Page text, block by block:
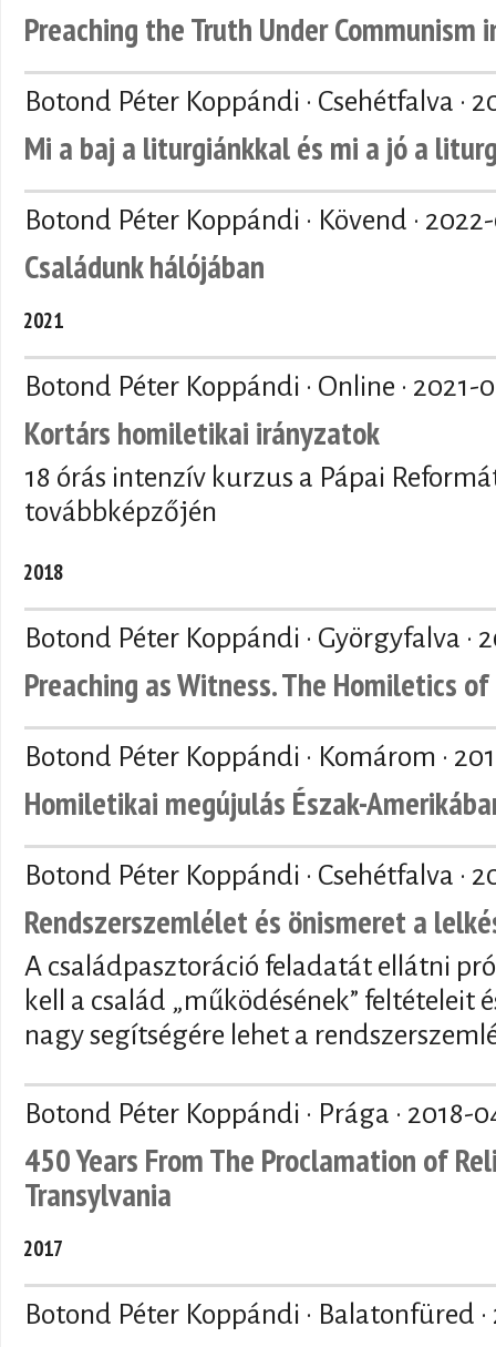
Preaching the Truth Under Communism
Botond Péter Koppándi · Csehétfalva ·
Mi a baj a liturgiánkkal és mi a jó a
Botond Péter Koppándi · Kövend ·
Családunk hálójában
2021
Botond Péter Koppándi · Online · 2021-
Kortárs homiletikai irányzatok
18 órás intenzív kurzus a Pápai
továbbképzőjén
2018
Botond Péter Koppándi · Györgyfalva ·
Preaching as Witness. The Homiletics of
Botond Péter Koppándi · Komárom ·
Homiletikai megújulás Észak-
Botond Péter Koppándi · Csehétfalva ·
Rendszerszemlélet és önismeret a
A családpasztoráció feladatát ellátni
kell a család „működésének” feltételeit
nagy segítségére lehet a
Botond Péter Koppándi · Prága · 2018-
450 Years From The Proclamation of
Transylvania
2017
Botond Péter Koppándi · Balatonfüred ·